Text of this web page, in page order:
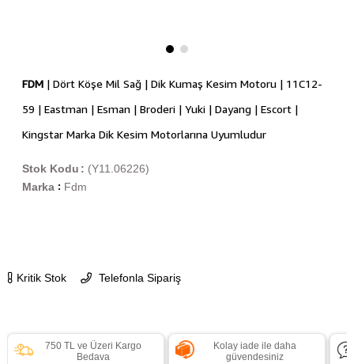
FDM| Dört Köşe Mil Sağ | Dik Kumaş Kesim Motoru | 11C12-
59 | Eastman | Esman | Broderi | Yuki | Dayang | Escort |
Kingstar Marka Dik Kesim Motorlarına Uyumludur
(Y11.06226)
Stok Kodu
Marka : Fdm
Kritik Stok Telefonla Sipariş
750 TL ve Üzeri Kargo
Bedava
Kolay iade ile daha
güvendesiniz